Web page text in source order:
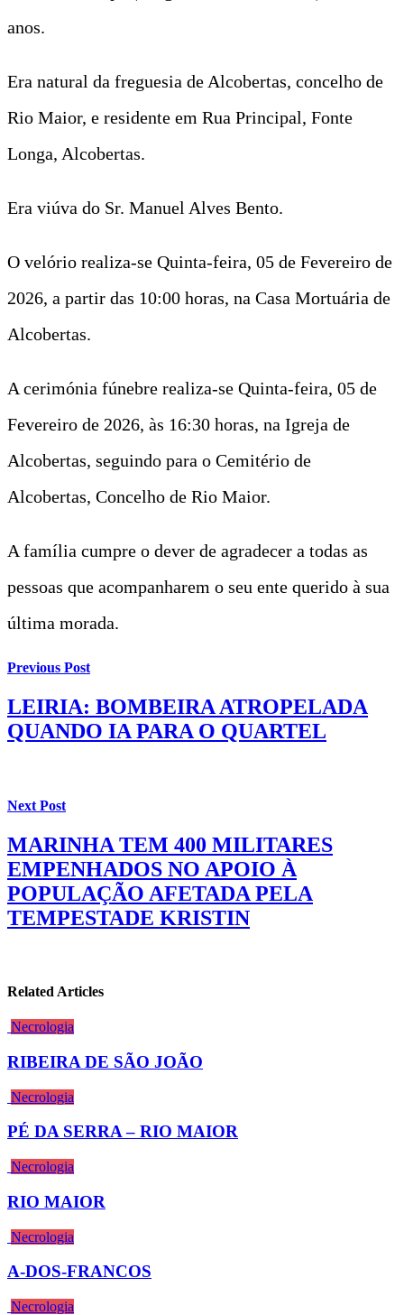
anos.
Era natural da freguesia de Alcobertas, concelho de
Rio Maior, e residente em Rua Principal, Fonte
Longa, Alcobertas.
Era viúva do Sr. Manuel Alves Bento.
O velório realiza-se Quinta-feira, 05 de Fevereiro de
2026, a partir das 10:00 horas, na Casa Mortuária de
Alcobertas.
A cerimónia fúnebre realiza-se Quinta-feira, 05 de
Fevereiro de 2026, às 16:30 horas, na Igreja de
Alcobertas, seguindo para o Cemitério de
Alcobertas, Concelho de Rio Maior.
A família cumpre o dever de agradecer a todas as
pessoas que acompanharem o seu ente querido à sua
última morada.
Previous Post
LEIRIA: BOMBEIRA ATROPELADA
QUANDO IA PARA O QUARTEL
Next Post
MARINHA TEM 400 MILITARES
EMPENHADOS NO APOIO À
POPULAÇÃO AFETADA PELA
TEMPESTADE KRISTIN
Related Articles
Necrologia
RIBEIRA DE SÃO JOÃO
Necrologia
PÉ DA SERRA – RIO MAIOR
Necrologia
RIO MAIOR
Necrologia
A-DOS-FRANCOS
Necrologia